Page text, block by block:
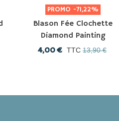
PROMO -71,22%
Blason Fée Clochette
Diamond Painting
4,00 € TTC 13,90 €